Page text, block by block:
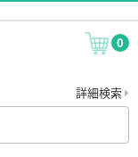
0
詳細検索